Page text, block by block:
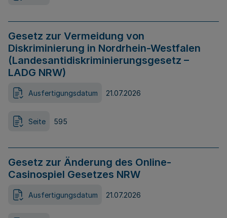
Gesetz zur Vermeidung von
Diskriminierung in Nordrhein-Westfalen
(Landesantidiskriminierungsgesetz –
LADG NRW)
Ausfertigungsdatum 21.07.2026
Seite 595
Gesetz zur Änderung des Online-
Casinospiel Gesetzes NRW
Ausfertigungsdatum 21.07.2026